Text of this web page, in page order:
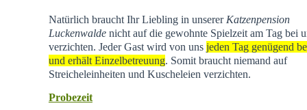
Natürlich braucht Ihr Liebling in unserer Katzenpension
Luckenwaldenicht auf die gewohnte Spielzeit am Tag bei
verzichten. Jeder Gast wird von uns jeden Tag genügend
und erhält Einzelbetreuung. Somit braucht niemand auf
Streicheleinheiten und Kuscheleien verzichten.
Probezeit